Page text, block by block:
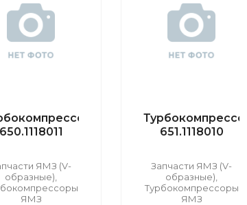
650.1118011
ЯМЗ (V-
образные),
ЯМЗ
Турбокомпрессор
651.1118010
Запчасти ЯМЗ (V-
образные),
Турбокомпрессоры
ЯМЗ